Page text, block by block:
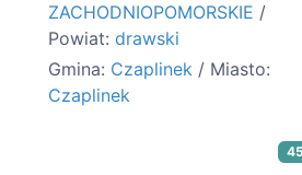
ZACHODNIOPOMORSKIE /
Powiat: drawski
Gmina: Czaplinek/ Miasto:
Czaplinek
45